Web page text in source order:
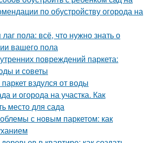
по обустройству огорода на
пола: всё, что нужно знать о
вашего пола
повреждений паркета:
и советы
вздулся от воды
и огорода на участка. Как
место для сада
с новым паркетом: как